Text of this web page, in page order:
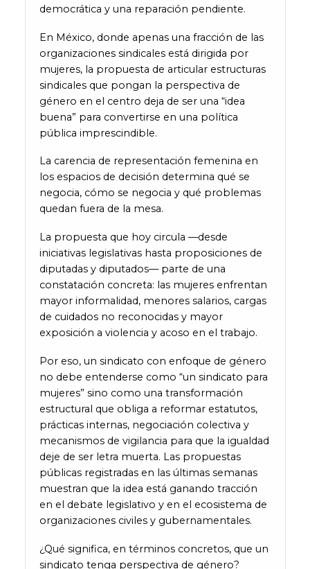
democrática y una reparación pendiente.
En México, donde apenas una fracción de las
organizaciones sindicales está dirigida por
mujeres, la propuesta de articular estructuras
sindicales que pongan la perspectiva de
género en el centro deja de ser una “idea
buena” para convertirse en una política
pública imprescindible.
La carencia de representación femenina en
los espacios de decisión determina qué se
negocia, cómo se negocia y qué problemas
quedan fuera de la mesa.
La propuesta que hoy circula —desde
iniciativas legislativas hasta proposiciones de
diputadas y diputados— parte de una
constatación concreta: las mujeres enfrentan
mayor informalidad, menores salarios, cargas
de cuidados no reconocidas y mayor
exposición a violencia y acoso en el trabajo.
Por eso, un sindicato con enfoque de género
no debe entenderse como “un sindicato para
mujeres” sino como una transformación
estructural que obliga a reformar estatutos,
prácticas internas, negociación colectiva y
mecanismos de vigilancia para que la igualdad
deje de ser letra muerta. Las propuestas
públicas registradas en las últimas semanas
muestran que la idea está ganando tracción
en el debate legislativo y en el ecosistema de
organizaciones civiles y gubernamentales.
¿Qué significa, en términos concretos, que un
sindicato tenga perspectiva de género?